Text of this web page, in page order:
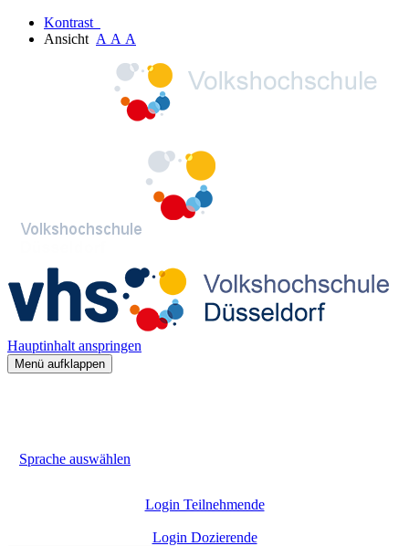
Kontrast
Ansicht A A A
Hauptinhalt anspringen
Menü aufklappen
Sprache auswählen
Login Teilnehmende
Login Dozierende